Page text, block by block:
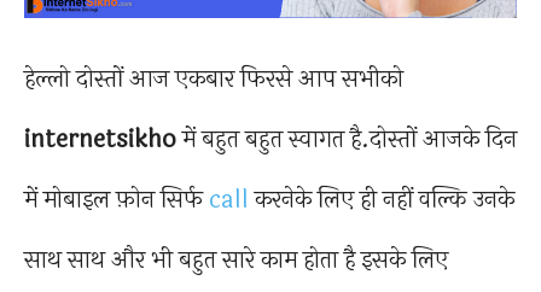
हेल्लो दोस्तों आज एकबार फिरसे आप सभीको
internetsikhoमें बहुत बहुत स्वागत है.दोस्तों आजके दिन
में मोबाइल फ़ोन सिर्फcallकरनेके लिए ही नहीं वल्कि उनके
साथ साथ और भी बहुत सारे काम होता है इसके लिए